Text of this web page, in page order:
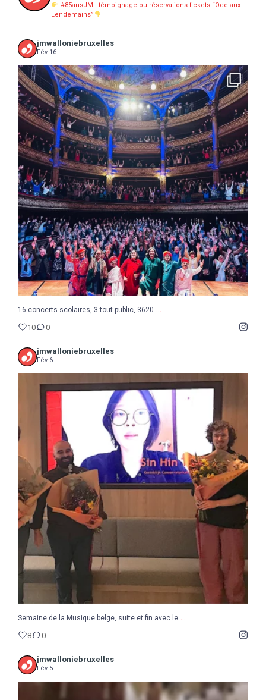
#85ansJM : témoignage ou réservations tickets “Ode aux
Lendemains”
jmwalloniebruxelles
Fév 16
16 concerts scolaires, 3 tout public, 3620 ...
10 0
16 concerts scolaires, 3 tout public, 3620 ...
10 0
jmwalloniebruxelles
Fév 6
Semaine de la Musique belge, suite et fin avec le ...
Semaine de la Musique belge, suite et fin avec le ...
8 0
jmwalloniebruxelles
Fév 5